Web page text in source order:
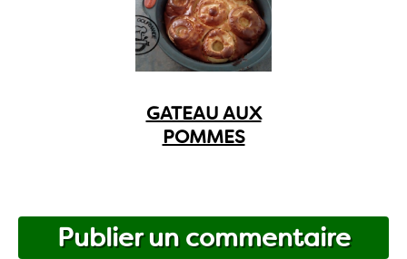
GATEAU AUX
POMMES
Publier un commentaire